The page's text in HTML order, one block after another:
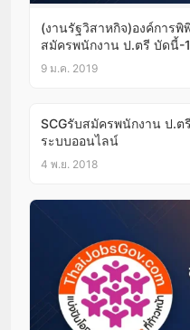
(งานรัฐวิสาหกิจ)องค์การ
สมัครพนักงาน ป.ตรี บัดนี้-
9 ม.ค. 2019
SCGรับสมัครพนักงาน ป.
ระบบออนไลน์
4 พ.ย. 2018